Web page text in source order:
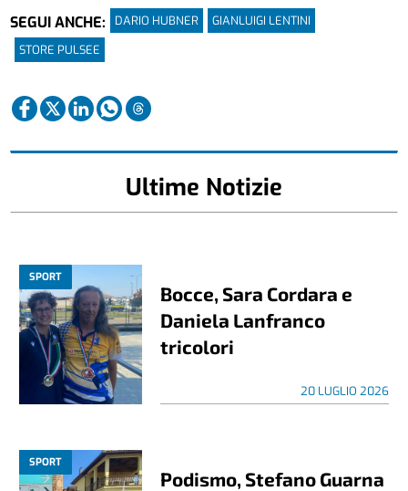
SEGUI ANCHE:
DARIO HUBNER
GIANLUIGI LENTINI
STORE PULSEE
Ultime Notizie
SPORT
Bocce, Sara Cordara e
Daniela Lanfranco
tricolori
20 LUGLIO 2026
SPORT
Podismo, Stefano Guarna